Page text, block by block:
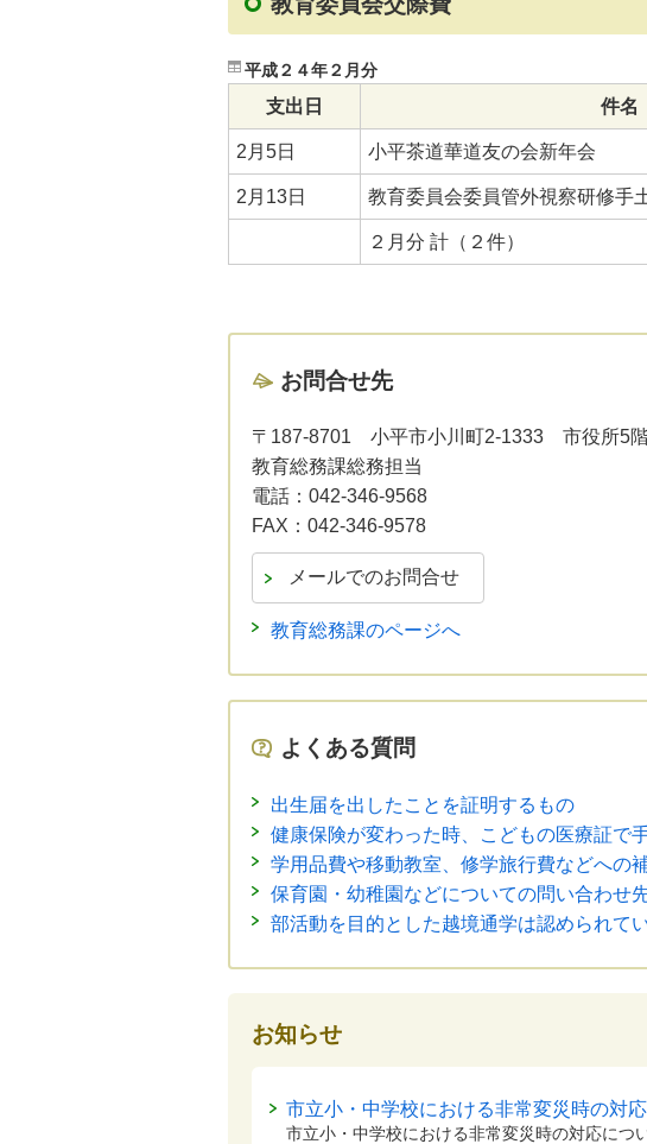
平成２４年２月分
支出日 件名
2月5日 小平茶道華道友の会新年会
2月13日 教育委員会委員管外視察研修手
２月分 計（２件）
お問合せ先
〒187-8701 小平市小川町2-1333 市役所5
教育総務課総務担当
電話： 042-346-9568
FAX： 042-346-9578
教育総務課のページへ
よくある質問
出生届を出したことを証明するもの
健康保険が変わった時、こどもの医療証で
学用品費や移動教室、修学旅行費などへの
保育園・幼稚園などについての問い合わせ
部活動を目的とした越境通学は認められて
お知らせ
市立小・中学校における非常変災時の対
市立小・中学校における非常変災時の対応につ